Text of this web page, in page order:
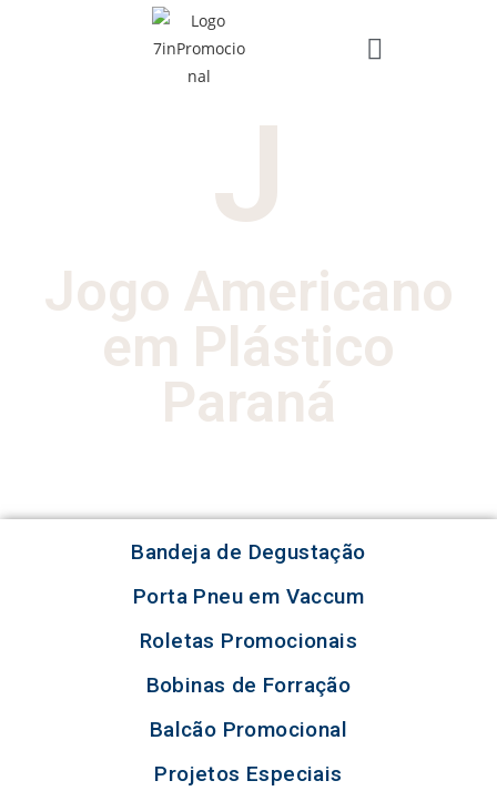
J
Jogo Americano
em Plástico
Paraná
Bandeja de Degustação
Porta Pneu em Vaccum
Roletas Promocionais
Bobinas de Forração
Balcão Promocional
Projetos Especiais